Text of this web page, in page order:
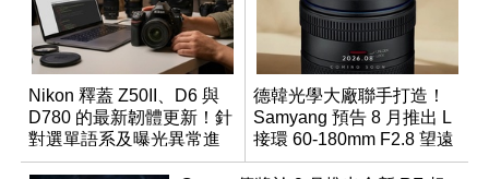
Nikon 釋蓋 Z50II、D6 與
D780 的最新韌體更新！針
對選單語系及曝光異常進
行修復
德韓光學大廠聯手打造！
Samyang 預告 8 月推出 L
接環 60-180mm F2.8 望遠
變焦鏡